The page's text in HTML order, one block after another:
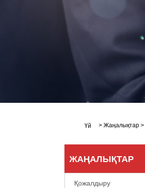
Үй > Жаңалықтар >
ЖАҢАЛЫҚТАР
Қожалдыру